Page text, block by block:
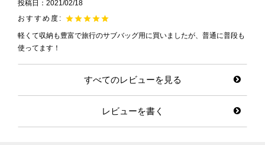
投稿日 2021/02/18
軽くて収納も豊富で旅行のサブバッグ用に買いましたが、普通に普段も
使ってます！
すべてのレビューを見る
レビューを書く